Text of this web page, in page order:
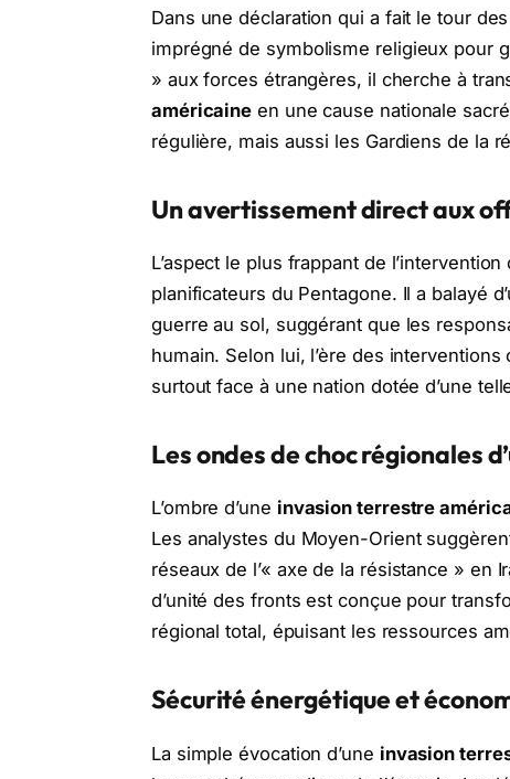
Dans une déclaration qui a fait le tour
imprégné de symbolisme religieux pour
» aux forces étrangères, il cherche à
américaine en une cause nationale
régulière, mais aussi les Gardiens de la
Un avertissement direct aux
L’aspect le plus frappant de
planificateurs du Pentagone. Il a balayé
guerre au sol, suggérant que les
humain. Selon lui, l’ère des
surtout face à une nation dotée d’une
Les ondes de choc régionales
L’ombre d’une invasion terrestre
Les analystes du Moyen-Orient
réseaux de l’« axe de la résistance » en
d’unité des fronts est conçue pour
régional total, épuisant les ressources
Sécurité énergétique et
La simple évocation d’une invasion